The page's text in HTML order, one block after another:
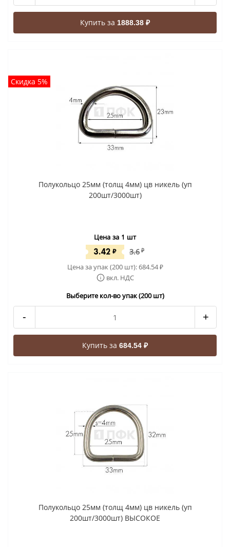
Купить за 1888.38 ₽
Скидка 5%
Полукольцо 25мм (толщ 4мм) цв никель (уп
200шт/3000шт)
Цена за 1 шт
3.42 ₽ 3.6 ₽
Цена за упак (200 шт):684.54₽
вкл. НДС
Выберите кол-во упак (200 шт)
- +
Купить за 684.54 ₽
Полукольцо 25мм (толщ 4мм) цв никель (уп
200шт/3000шт) ВЫСОКОЕ